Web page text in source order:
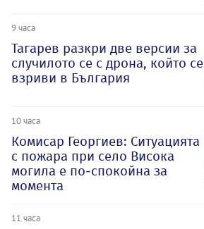
9 часа
Тагарев разкри две версии за
случилото се с дрона, който се
взриви в България
10 часа
Комисар Георгиев: Ситуацията
с пожара при село Висока
могила е по-спокойна за
момента
11 часа